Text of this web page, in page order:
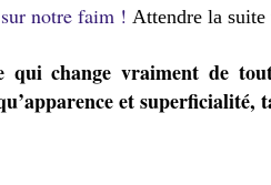
notre faim ! Attendre la
qui change vraiment de
et